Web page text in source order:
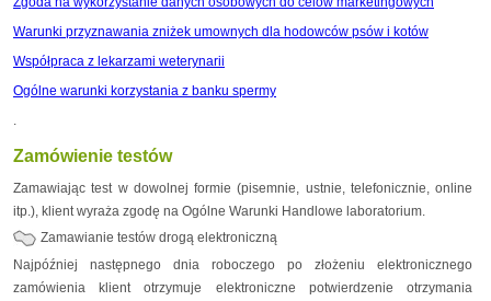
Warunki przyznawania zniżek umownych dla hodowców psów i kotów
Współpraca z lekarzami weterynarii
Ogólne warunki korzystania z banku spermy
.
Zamówienie testów
Zamawiając test w dowolnej formie (pisemnie, ustnie, telefonicznie, online
itp.), klient wyraża zgodę na Ogólne Warunki Handlowe laboratorium.
Zamawianie testów drogą elektroniczną
Najpóźniej następnego dnia roboczego po złożeniu elektronicznego
zamówienia klient otrzymuje elektroniczne potwierdzenie otrzymania